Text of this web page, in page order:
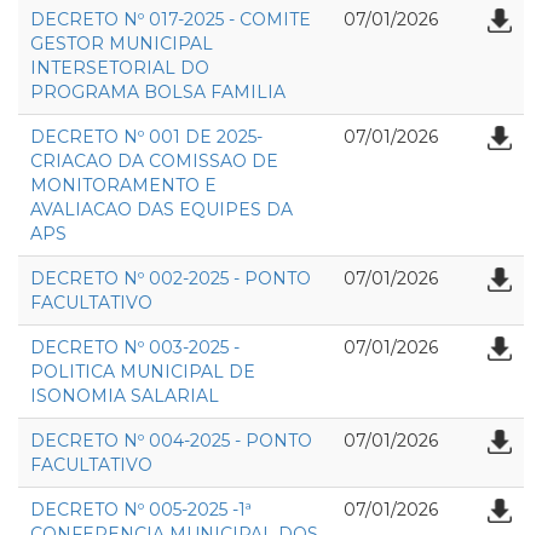
DECRETO Nº 017-2025 - COMITE
GESTOR MUNICIPAL
INTERSETORIAL DO
PROGRAMA BOLSA FAMILIA
07/01/2026
DECRETO Nº 001 DE 2025-
CRIACAO DA COMISSAO DE
MONITORAMENTO E
AVALIACAO DAS EQUIPES DA
APS
07/01/2026
DECRETO Nº 002-2025 - PONTO
FACULTATIVO
07/01/2026
DECRETO Nº 003-2025 -
POLITICA MUNICIPAL DE
ISONOMIA SALARIAL
07/01/2026
DECRETO Nº 004-2025 - PONTO
FACULTATIVO
07/01/2026
DECRETO Nº 005-2025 -1ª
07/01/2026